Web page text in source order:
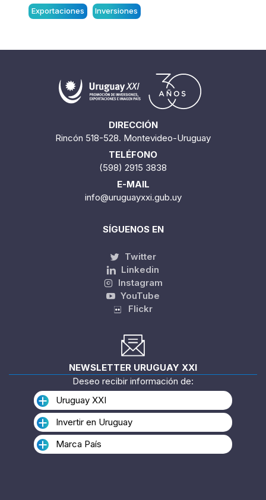
Exportaciones Inversiones
DIRECCIÓN
Rincón 518-528. Montevideo-Uruguay
TELÉFONO
(598) 2915 3838
E-MAIL
info@uruguayxxi.gub.uy
SÍGUENOS EN
Twitter
Linkedin
Instagram
YouTube
Flickr
NEWSLETTER URUGUAY XXI
Deseo recibir información de:
Uruguay XXI
Invertir en Uruguay
Marca País